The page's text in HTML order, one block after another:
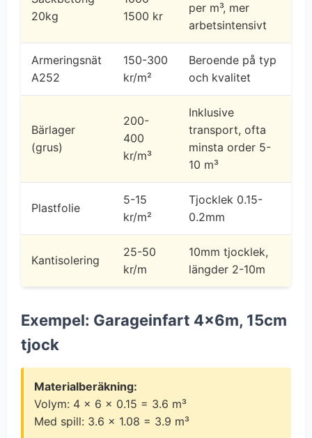
20kg
1500 kr
per m³, mer
arbetsintensivt
Armeringsnät
A252
150-300
kr/m²
Beroende på typ
och kvalitet
Bärlager
(grus)
200-
400
kr/m³
Inklusive
transport, ofta
minsta order 5-
10 m³
Plastfolie
5-15
kr/m²
Tjocklek 0.15-
0.2mm
Kantisolering
25-50
kr/m
10mm tjocklek,
längder 2-10m
Exempel: Garageinfart 4×6m, 15cm
tjock
Materialberäkning:
Volym: 4 × 6 × 0.15 = 3.6 m³
Med spill: 3.6 × 1.08 = 3.9 m³